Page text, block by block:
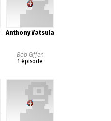
Anthony Vatsula
Bob Giffen
1 épisode